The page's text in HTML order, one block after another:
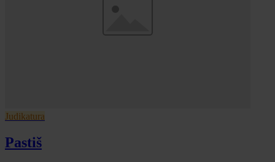
Judikatura
Pastiš